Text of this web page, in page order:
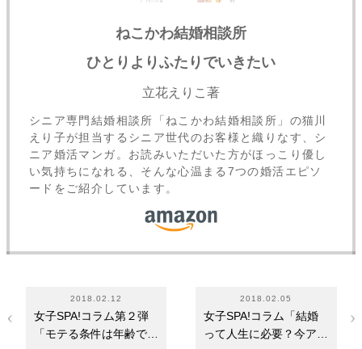
ねこかわ結婚相談所
ひとりよりふたりでいきたい
立花えりこ著
シニア専門結婚相談所「ねこかわ結婚相談所」の猫川
えり子が担当するシニア世代のお客様と織りなす、シ
ニア婚活マンガ。お読みいただいた方がほっこり優し
い気持ちになれる、そんな心温まる7つの婚活エピソ
ードをご紹介しています。
2018.02.12
女子SPA!コラム第２弾
「モテる条件は年齢で変
2018.02.05
女子SPA!コラム「結婚
って人生に必要？今アツ